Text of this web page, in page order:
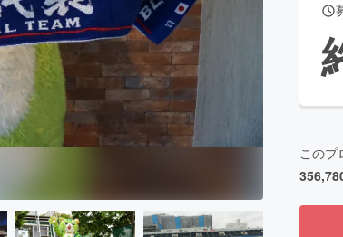
CAMPFIRE for Social Good CAMPFIRE Creation
CAMPFIREふるさと納税machi-ya
このプ